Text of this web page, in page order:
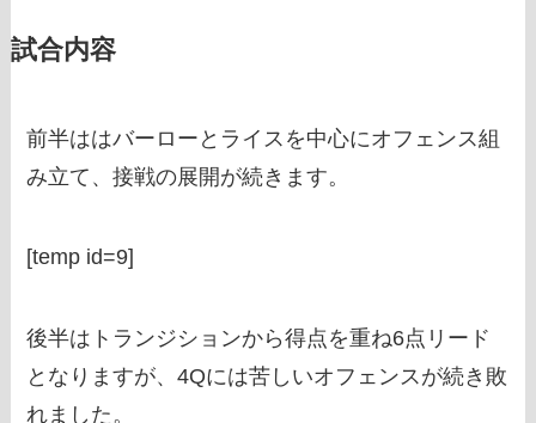
試合内容
前半ははバーローとライスを中心にオフェンス組
み立て、接戦の展開が続きます。
[temp id=9]
後半はトランジションから得点を重ね6点リード
となりますが、4Qには苦しいオフェンスが続き敗
れました。